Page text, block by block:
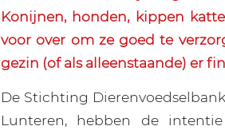
Konijnen, honden, kippen
voor over om ze goed te
gezin (of als alleenstaande) er
De Stichting
Lunteren, hebben de